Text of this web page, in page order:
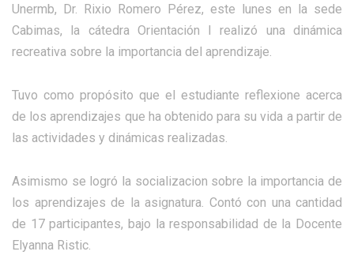
Unermb, Dr. Rixio Romero Pérez, este lunes en la sede
Cabimas, la cátedra Orientación I realizó una dinámica
recreativa sobre la importancia del aprendizaje.
Tuvo como propósito que el estudiante reflexione acerca
de los aprendizajes que ha obtenido para su vida a partir de
las actividades y dinámicas realizadas.
Asimismo se logró la socializacion sobre la importancia de
los aprendizajes de la asignatura. Contó con una cantidad
de 17 participantes, bajo la responsabilidad de la Docente
Elyanna Ristic.